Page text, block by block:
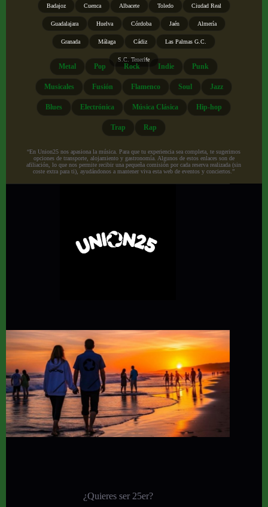
Badajoz Cuenca Albacete Toledo Ciudad Real
Guadalajara Huelva Córdoba Jaén Almería
Granada Málaga Cádiz Las Palmas G.C.
S.C. Tenerife
Metal Pop Rock Indie Punk
Musicales Fusión Flamenco Soul Jazz
Blues Electrónica Música Clásica Hip-hop
Trap Rap
“En Union25 nos apasiona la música. Para que tu experiencia sea completa, te sugerimos
opciones de transporte, alojamiento y gastronomía. Algunos de estos enlaces son de
afiliación, lo que nos permite recibir una pequeña comisión por cada reserva realizada (sin
coste extra para ti), ayudándonos a mantener viva esta web de eventos y conciertos.”
¿Quieres ser 25er?